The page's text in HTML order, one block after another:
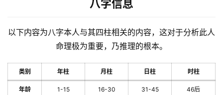
八字信息
以下内容为八字本人与其四柱相关的内容，这对于分析此人
命理极为重要，乃推理的根本。
类别 年柱 月柱 日柱 时柱
年龄 1-15 16-30 31-45 46后